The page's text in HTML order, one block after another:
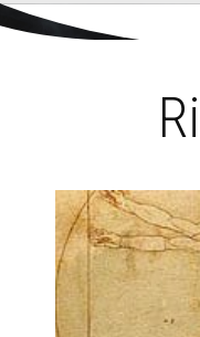
Aller
contenu.
Outils
personnels
Accueil